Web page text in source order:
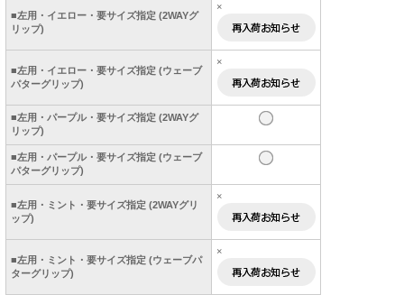
■左用・イエロー・要サイズ指定 (2WAYグ
リップ)
×
■左用・イエロー・要サイズ指定 (ウェーブ
パターグリップ)
×
■左用・パープル・要サイズ指定 (2WAYグ
リップ)
■左用・パープル・要サイズ指定 (ウェーブ
パターグリップ)
■左用・ミント・要サイズ指定 (2WAYグリ
ップ)
×
■左用・ミント・要サイズ指定 (ウェーブパ
ターグリップ)
×